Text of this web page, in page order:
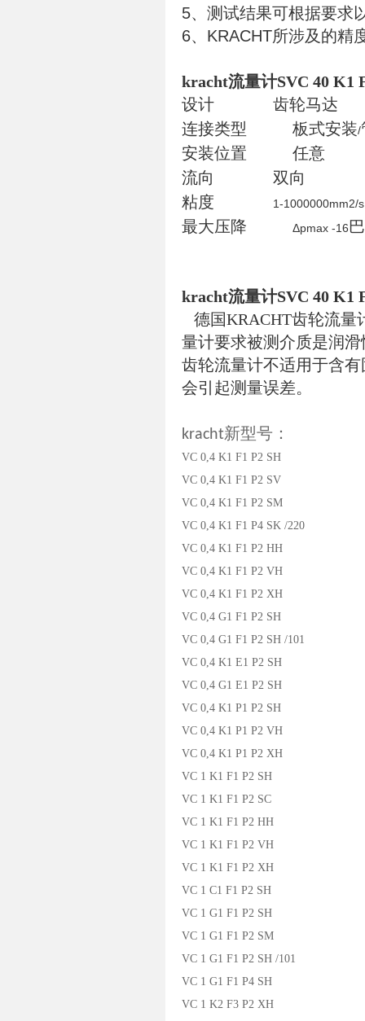
5、测试结果可根据要求
6、 KRACHT所涉及的精
kracht流量计SVC 40 K1
设计
齿轮马达
连接类型
板式安装/
安装位置
任意
流向
双向
粘度 1-1000000mm2/
最大压降 Δpmax -16巴
kracht流量计SVC 40 K1
德国KRACHT齿轮流量
量计要求被测介质是润
齿轮流量计不适用于含
会引起测量误差。
kracht新型号：
VC 0,4 K1 F1 P2 SH
VC 0,4 K1 F1 P2 SV
VC 0,4 K1 F1 P2 SM
VC 0,4 K1 F1 P4 SK /220
VC 0,4 K1 F1 P2 HH
VC 0,4 K1 F1 P2 VH
VC 0,4 K1 F1 P2 XH
VC 0,4 G1 F1 P2 SH
VC 0,4 G1 F1 P2 SH /101
VC 0,4 K1 E1 P2 SH
VC 0,4 G1 E1 P2 SH
VC 0,4 K1 P1 P2 SH
VC 0,4 K1 P1 P2 VH
VC 0,4 K1 P1 P2 XH
VC 1 K1 F1 P2 SH
VC 1 K1 F1 P2 SC
VC 1 K1 F1 P2 HH
VC 1 K1 F1 P2 VH
VC 1 K1 F1 P2 XH
VC 1 C1 F1 P2 SH
VC 1 G1 F1 P2 SH
VC 1 G1 F1 P2 SM
VC 1 G1 F1 P2 SH /101
VC 1 G1 F1 P4 SH
VC 1 K2 F3 P2 XH